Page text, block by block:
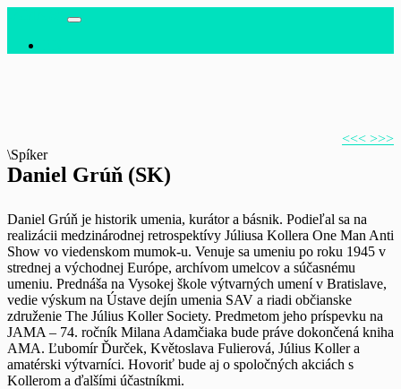
navigácia
<<< >>>
\Spíker
Daniel Grúň (SK)
Daniel Grúň je historik umenia, kurátor a básnik. Podieľal sa na
realizácii medzinárodnej retrospektívy Júliusa Kollera One Man Anti
Show vo viedenskom mumok-u. Venuje sa umeniu po roku 1945 v
strednej a východnej Európe, archívom umelcov a súčasnému
umeniu. Prednáša na Vysokej škole výtvarných umení v Bratislave,
vedie výskum na Ústave dejín umenia SAV a riadi občianske
združenie The Július Koller Society. Predmetom jeho príspevku na
JAMA – 74. ročník Milana Adamčiaka bude práve dokončená kniha
AMA. Ľubomír Ďurček, Květoslava Fulierová, Július Koller a
amatérski výtvarníci. Hovoriť bude aj o spoločných akciách s
Kollerom a ďalšími účastníkmi.